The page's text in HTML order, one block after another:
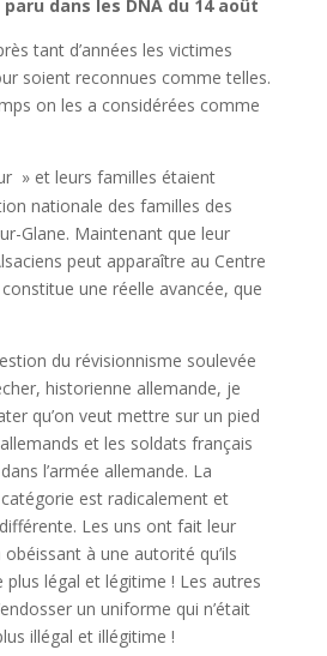
paru dans les DNA du 14 août
tant d’années les victimes
soient reconnues comme telles.
on les a considérées comme
» et leurs familles étaient
natio­nale des familles des
Glane. Mainte­nant que leur
peut apparaître au Centre
une réelle avancée, que
du révisionnisme soulevée
historien­ne allemande, je
qu’on veut mettre sur un pied
et les soldats français
l’armée allemande. La
est radica­lement et
Les uns ont fait leur
à une autorité qu’ils
plus légal et légitime ! Les autres
un uniforme qui n’était
illégal et illégitime !